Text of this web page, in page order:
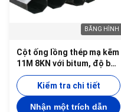
BĂNG HÌNH
Cột ống lồng thép mạ kẽm
11M 8KN với bitum, độ bền
kéo 450mpa
Kiểm tra chi tiết
Nhận một trích dẫn